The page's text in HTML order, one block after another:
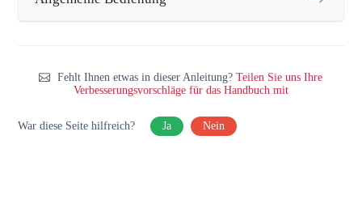
Fehlt Ihnen etwas in dieser Anleitung?Teilen Sie uns Ihre
Verbesserungsvorschläge für das Handbuch mit
War diese Seite hilfreich? Ja Nein